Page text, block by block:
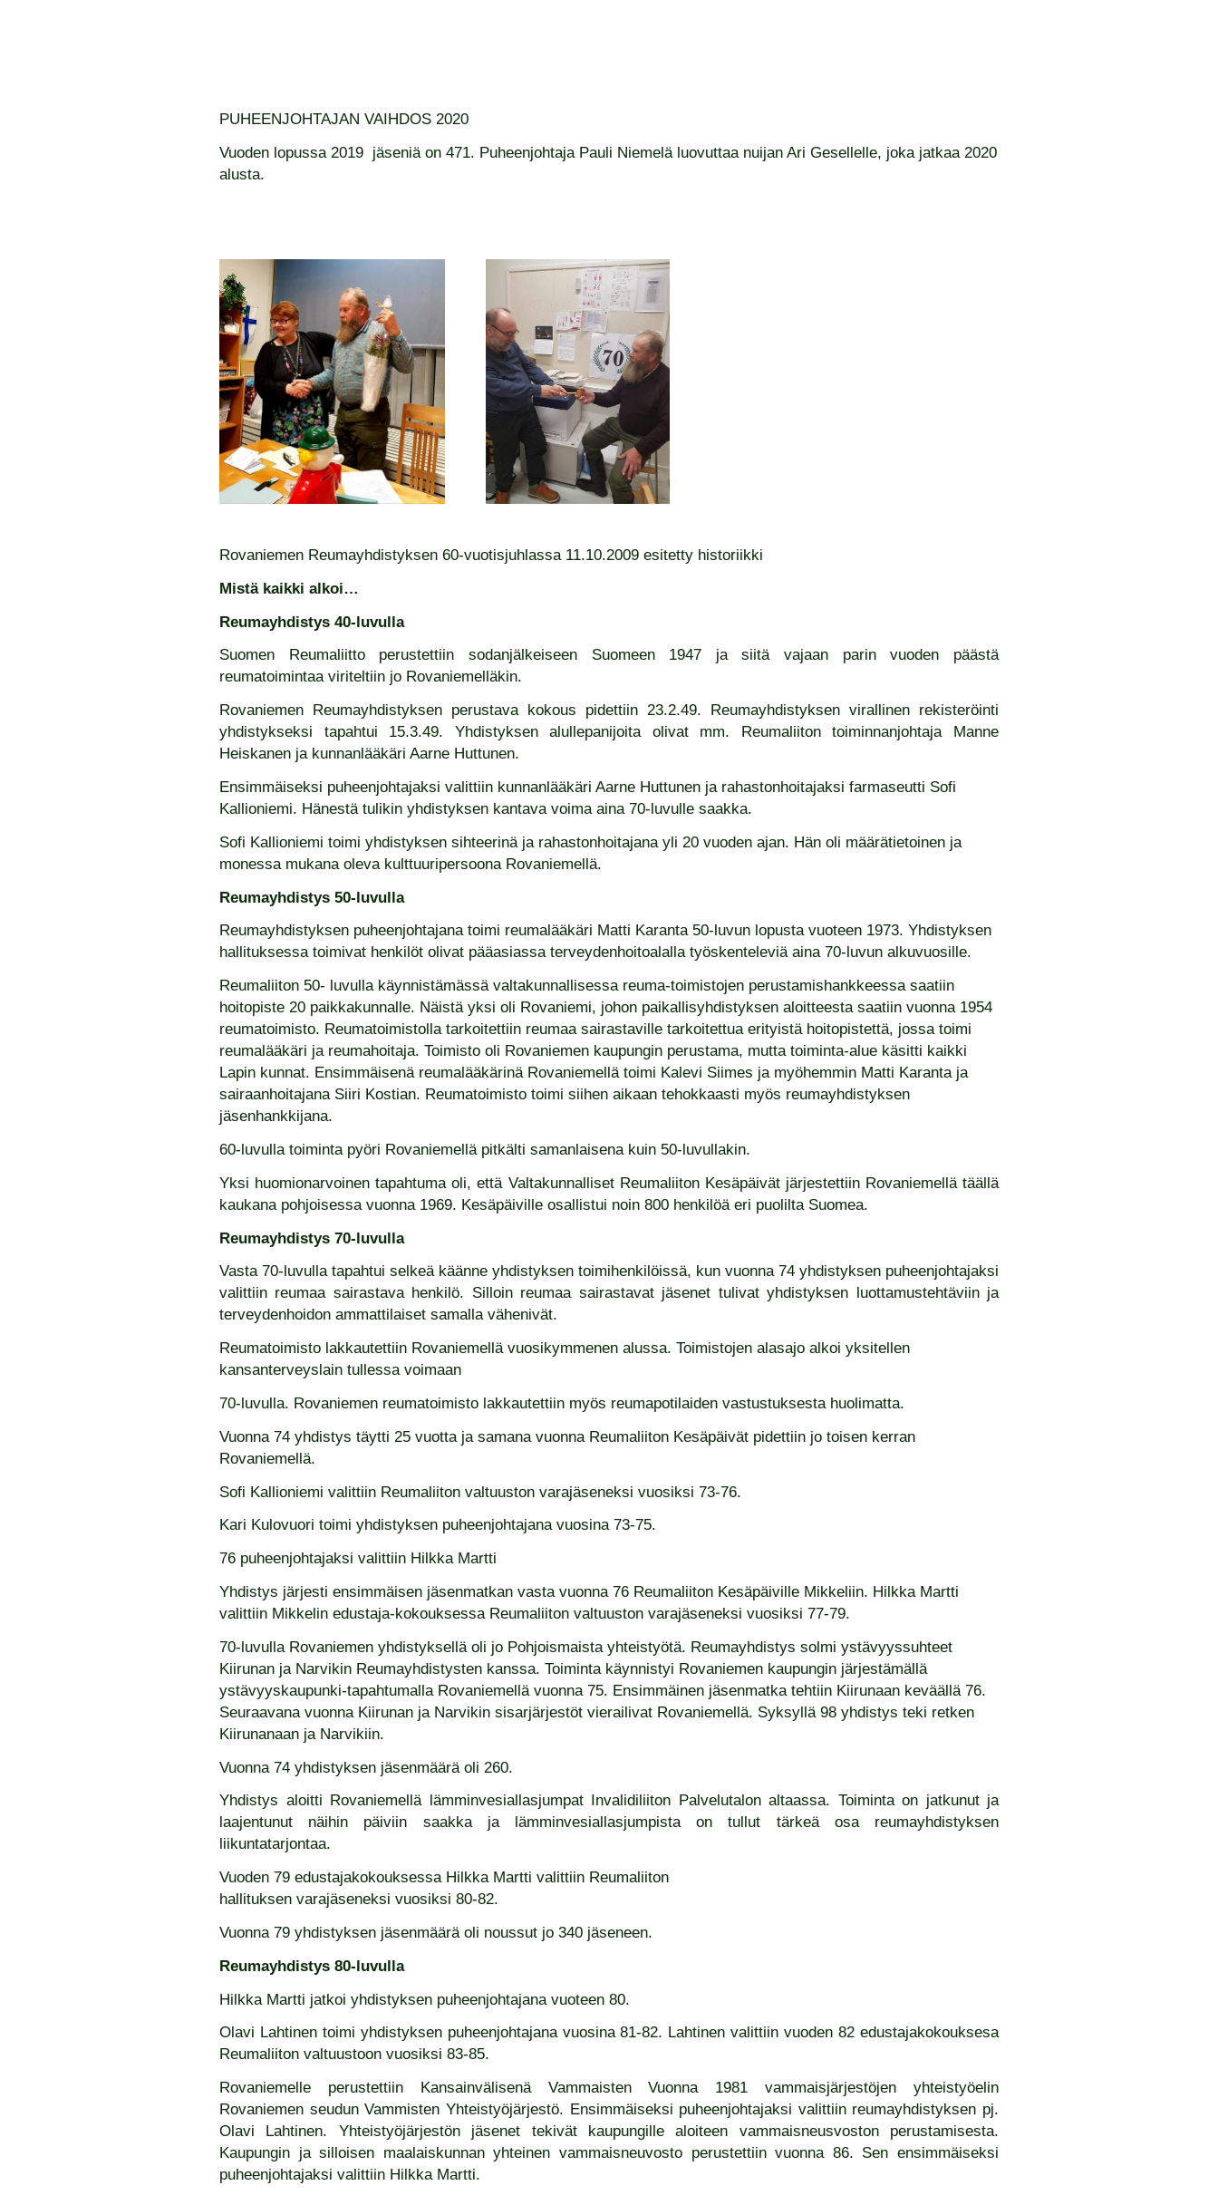
PUHEENJOHTAJAN VAIHDOS 2020
Vuoden lopussa 2019 jäseniä on 471. Puheenjohtaja Pauli Niemelä luovuttaa nuijan Ari Gesellelle, joka jatkaa 2020
alusta.
Rovaniemen Reumayhdistyksen 60-vuotisjuhlassa 11.10.2009 esitetty historiikki
Mistä kaikki alkoi…
Reumayhdistys 40-luvulla
Suomen Reumaliitto perustettiin sodanjälkeiseen Suomeen 1947 ja siitä vajaan parin vuoden päästä
reumatoimintaa viriteltiin jo Rovaniemelläkin.
Rovaniemen Reumayhdistyksen perustava kokous pidettiin 23.2.49. Reumayhdistyksen virallinen rekisteröinti
yhdistykseksi tapahtui 15.3.49. Yhdistyksen alullepanijoita olivat mm. Reumaliiton toiminnanjohtaja Manne
Heiskanen ja kunnanlääkäri Aarne Huttunen.
Ensimmäiseksi puheenjohtajaksi valittiin kunnanlääkäri Aarne Huttunen ja rahastonhoitajaksi farmaseutti Sofi
Kallioniemi. Hänestä tulikin yhdistyksen kantava voima aina 70-luvulle saakka.
Sofi Kallioniemi toimi yhdistyksen sihteerinä ja rahastonhoitajana yli 20 vuoden ajan. Hän oli määrätietoinen ja
monessa mukana oleva kulttuuripersoona Rovaniemellä.
Reumayhdistys 50-luvulla
Reumayhdistyksen puheenjohtajana toimi reumalääkäri Matti Karanta 50-luvun lopusta vuoteen 1973. Yhdistyksen
hallituksessa toimivat henkilöt olivat pääasiassa terveydenhoitoalalla työskenteleviä aina 70-luvun alkuvuosille.
Reumaliiton 50- luvulla käynnistämässä valtakunnallisessa reuma-toimistojen perustamishankkeessa saatiin
hoitopiste 20 paikkakunnalle. Näistä yksi oli Rovaniemi, johon paikallisyhdistyksen aloitteesta saatiin vuonna 1954
reumatoimisto. Reumatoimistolla tarkoitettiin reumaa sairastaville tarkoitettua erityistä hoitopistettä, jossa toimi
reumalääkäri ja reumahoitaja. Toimisto oli Rovaniemen kaupungin perustama, mutta toiminta-alue käsitti kaikki
Lapin kunnat. Ensimmäisenä reumalääkärinä Rovaniemellä toimi Kalevi Siimes ja myöhemmin Matti Karanta ja
sairaanhoitajana Siiri Kostian. Reumatoimisto toimi siihen aikaan tehokkaasti myös reumayhdistyksen
jäsenhankkijana.
60-luvulla toiminta pyöri Rovaniemellä pitkälti samanlaisena kuin 50-luvullakin.
Yksi huomionarvoinen tapahtuma oli, että Valtakunnalliset Reumaliiton Kesäpäivät järjestettiin Rovaniemellä täällä
kaukana pohjoisessa vuonna 1969. Kesäpäiville osallistui noin 800 henkilöä eri puolilta Suomea.
Reumayhdistys 70-luvulla
Vasta 70-luvulla tapahtui selkeä käänne yhdistyksen toimihenkilöissä, kun vuonna 74 yhdistyksen puheenjohtajaksi
valittiin reumaa sairastava henkilö. Silloin reumaa sairastavat jäsenet tulivat yhdistyksen luottamustehtäviin ja
terveydenhoidon ammattilaiset samalla vähenivät.
Reumatoimisto lakkautettiin Rovaniemellä vuosikymmenen alussa. Toimistojen alasajo alkoi yksitellen
kansanterveyslain tullessa voimaan
70-luvulla. Rovaniemen reumatoimisto lakkautettiin myös reumapotilaiden vastustuksesta huolimatta.
Vuonna 74 yhdistys täytti 25 vuotta ja samana vuonna Reumaliiton Kesäpäivät pidettiin jo toisen kerran
Rovaniemellä.
Sofi Kallioniemi valittiin Reumaliiton valtuuston varajäseneksi vuosiksi 73-76.
Kari Kulovuori toimi yhdistyksen puheenjohtajana vuosina 73-75.
76 puheenjohtajaksi valittiin Hilkka Martti
Yhdistys järjesti ensimmäisen jäsenmatkan vasta vuonna 76 Reumaliiton Kesäpäiville Mikkeliin. Hilkka Martti
valittiin Mikkelin edustaja-kokouksessa Reumaliiton valtuuston varajäseneksi vuosiksi 77-79.
70-luvulla Rovaniemen yhdistyksellä oli jo Pohjoismaista yhteistyötä. Reumayhdistys solmi ystävyyssuhteet
Kiirunan ja Narvikin Reumayhdistysten kanssa. Toiminta käynnistyi Rovaniemen kaupungin järjestämällä
ystävyyskaupunki-tapahtumalla Rovaniemellä vuonna 75. Ensimmäinen jäsenmatka tehtiin Kiirunaan keväällä 76.
Seuraavana vuonna Kiirunan ja Narvikin sisarjärjestöt vierailivat Rovaniemellä. Syksyllä 98 yhdistys teki retken
Kiirunanaan ja Narvikiin.
Vuonna 74 yhdistyksen jäsenmäärä oli 260.
Yhdistys aloitti Rovaniemellä lämminvesiallasjumpat Invalidiliiton Palvelutalon altaassa. Toiminta on jatkunut ja
laajentunut näihin päiviin saakka ja lämminvesiallasjumpista on tullut tärkeä osa reumayhdistyksen
liikuntatarjontaa.
Vuoden 79 edustajakokouksessa Hilkka Martti valittiin Reumaliiton
hallituksen varajäseneksi vuosiksi 80-82.
Vuonna 79 yhdistyksen jäsenmäärä oli noussut jo 340 jäseneen.
Reumayhdistys 80-luvulla
Hilkka Martti jatkoi yhdistyksen puheenjohtajana vuoteen 80.
Olavi Lahtinen toimi yhdistyksen puheenjohtajana vuosina 81-82. Lahtinen valittiin vuoden 82 edustajakokouksesa
Reumaliiton valtuustoon vuosiksi 83-85.
Rovaniemelle perustettiin Kansainvälisenä Vammaisten Vuonna 1981 vammaisjärjestöjen yhteistyöelin
Rovaniemen seudun Vammisten Yhteistyöjärjestö. Ensimmäiseksi puheenjohtajaksi valittiin reumayhdistyksen pj.
Olavi Lahtinen. Yhteistyöjärjestön jäsenet tekivät kaupungille aloiteen vammaisneusvoston perustamisesta.
Kaupungin ja silloisen maalaiskunnan yhteinen vammaisneuvosto perustettiin vuonna 86. Sen ensimmäiseksi
puheenjohtajaksi valittiin Hilkka Martti.